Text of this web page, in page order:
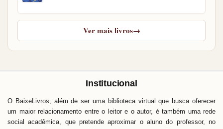
Ver mais livros→
Institucional
O BaixeLivros, além de ser uma biblioteca virtual que busca oferecer
um maior relacionamento entre o leitor e o autor, é também uma rede
social acadêmica, que pretende aproximar o aluno do professor, no